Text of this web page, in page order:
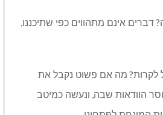
?דברים אינם מתהווים כפי שתיכננו,
לקרות? מה אם פשוט נקבל את
הוודאות שבה, ונעשה כמיטב